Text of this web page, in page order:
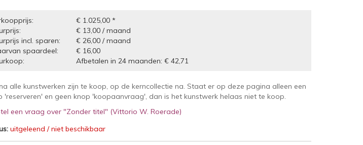
€ 1.025,00 *
€ 13,00 / maand
incl. sparen:
€ 26,00 / maand
spaardeel:
€ 16,00
Afbetalen in 24 maanden: € 42,71
alle kunstwerken zijn te koop, op de kerncollectie na. Staat er op deze pagina alleen een
'reserveren' en geen knop 'koopaanvraag', dan is het kunstwerk helaas niet te koop.
een vraag over "Zonder titel" (Vittorio W. Roerade)
uitgeleend / niet beschikbaar